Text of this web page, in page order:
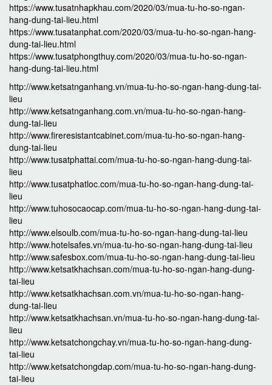
https://www.tusatnhapkhau.com/2020/03/mua-tu-ho-so-ngan-
hang-dung-tai-lieu.html
https://www.tusatanphat.com/2020/03/mua-tu-ho-so-ngan-hang-
dung-tai-lieu.html
https://www.tusatphongthuy.com/2020/03/mua-tu-ho-so-ngan-
hang-dung-tai-lieu.html
http://www.ketsatnganhang.vn/mua-tu-ho-so-ngan-hang-dung-tai-
lieu
http://www.ketsatnganhang.com.vn/mua-tu-ho-so-ngan-hang-
dung-tai-lieu
http://www.fireresistantcabinet.com/mua-tu-ho-so-ngan-hang-
dung-tai-lieu
http://www.tusatphattai.com/mua-tu-ho-so-ngan-hang-dung-tai-
lieu
http://www.tusatphatloc.com/mua-tu-ho-so-ngan-hang-dung-tai-
lieu
http://www.tuhosocaocap.com/mua-tu-ho-so-ngan-hang-dung-tai-
lieu
http://www.elsoulb.com/mua-tu-ho-so-ngan-hang-dung-tai-lieu
http://www.hotelsafes.vn/mua-tu-ho-so-ngan-hang-dung-tai-lieu
http://www.safesbox.com/mua-tu-ho-so-ngan-hang-dung-tai-lieu
http://www.ketsatkhachsan.com/mua-tu-ho-so-ngan-hang-dung-
tai-lieu
http://www.ketsatkhachsan.com.vn/mua-tu-ho-so-ngan-hang-
dung-tai-lieu
http://www.ketsatkhachsan.vn/mua-tu-ho-so-ngan-hang-dung-tai-
lieu
http://www.ketsatchongchay.vn/mua-tu-ho-so-ngan-hang-dung-
tai-lieu
http://www.ketsatchongdap.com/mua-tu-ho-so-ngan-hang-dung-
tai-lieu